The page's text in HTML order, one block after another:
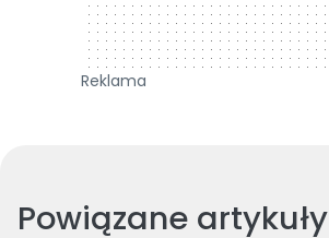
Reklama
Powiązane artykuły